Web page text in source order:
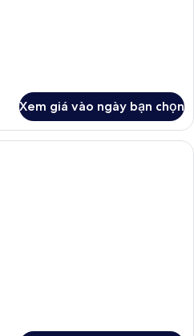
Xem giá vào ngày bạn chọn
Két bảo mật tại phòng, bàn, khu